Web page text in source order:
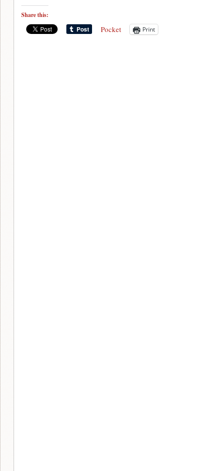
Share this:
Pocket Print